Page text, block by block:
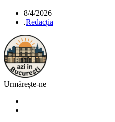
8/4/2026
.Redacția
Urmărește-ne